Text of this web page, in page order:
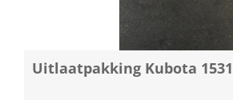
Uitlaatpakking Kubota